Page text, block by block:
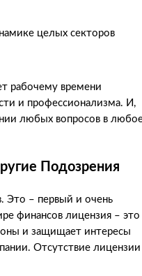
целых секторов
рабочему времени
и профессионализма. И,
любых вопросов в
Подозрения
Это – первый и очень
финансов лицензия – это
и защищает интересы
Отсутствие лицензии